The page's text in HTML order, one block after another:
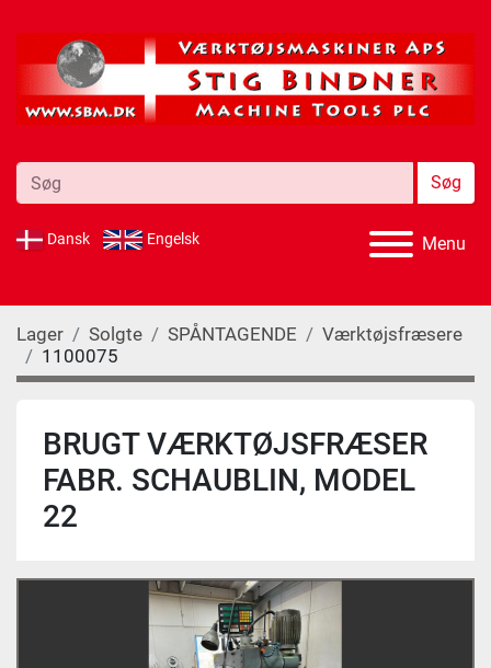
Søg
Dansk Engelsk Menu
Lager Solgte SPÅNTAGENDE
Værktøjsfræsere
1100075
BRUGT VÆRKTØJSFRÆSER
FABR. SCHAUBLIN, MODEL
22